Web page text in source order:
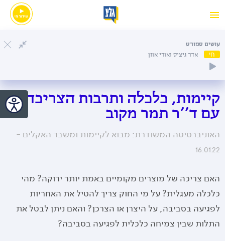
עושים ספורט
חי אדר גיציס ואורי אוזן
קיימות, כלכלה ותרבות הצריכה
עם ד''ר תמר מקוב
האוניברסיטה המשודרת: מבוא לקיימות ומשבר האקלים -
16.01.22
האם צריכה של מוצרים מקומיים באמת יותר ירוקה? מהי
כלכלה מעגלית? על מי החוק צריך להטיל את האחריות
לפגיעה בסביבה, על היצרן או הצרכן? והאם ניתן לבטל את
התלות שבין צמיחה כלכלית לפגיעה בסביבה?